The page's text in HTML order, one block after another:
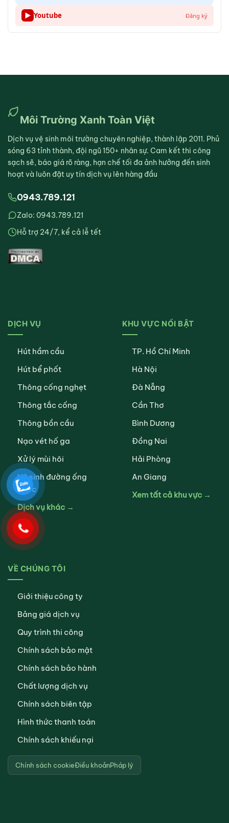
▶ Youtube Đăng ký
Môi Trường Xanh Toàn Việt
Dịch vụ vệ sinh môi trường chuyên nghiệp, thành lập 2011. Phủ
sóng 63 tỉnh thành, đội ngũ 150+ nhân sự. Cam kết thi công
sạch sẽ, báo giá rõ ràng, hạn chế tối đa ảnh hưởng đến sinh
hoạt và luôn đặt uy tín dịch vụ lên hàng đầu
0943.789.121
Zalo: 0943.789.121
Hỗ trợ 24/7, kể cả lễ tết
DỊCH VỤ
Hút hầm cầu
Hút bể phốt
Thông cống nghẹt
Thông tắc cống
Thông bồn cầu
Nạo vét hố ga
Xử lý mùi hôi
Vệ sinh đường ống
nước
Dịch vụ khác →
KHU VỰC NỔI BẬT
TP. Hồ Chí Minh
Hà Nội
Đà Nẵng
Cần Thơ
Bình Dương
Đồng Nai
Hải Phòng
An Giang
Xem tất cả khu vực →
VỀ CHÚNG TÔI
Giới thiệu công ty
Bảng giá dịch vụ
Quy trình thi công
Chính sách bảo mật
Chính sách bảo hành
Chất lượng dịch vụ
Chính sách biên tập
Hình thức thanh toán
Chính sách khiếu nại
Chính sách cookieĐiều khoảnPháp lý